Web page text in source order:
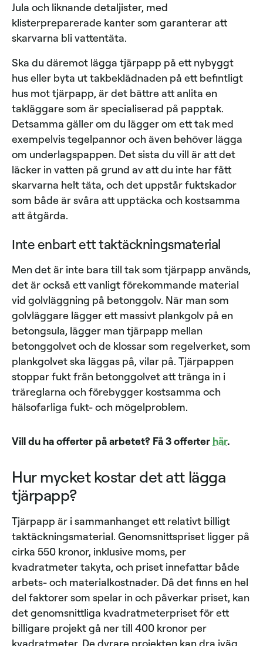
Jula och liknande detaljister, med
klisterpreparerade kanter som garanterar att
skarvarna bli vattentäta.
Ska du däremot lägga tjärpapp på ett nybyggt
hus eller byta ut takbeklädnaden på ett befintligt
hus mot tjärpapp, är det bättre att anlita en
takläggare som är specialiserad på papptak.
Detsamma gäller om du lägger om ett tak med
exempelvis tegelpannor och även behöver lägga
om underlagspappen. Det sista du vill är att det
läcker in vatten på grund av att du inte har fått
skarvarna helt täta, och det uppstår fuktskador
som både är svåra att upptäcka och kostsamma
att åtgärda.
Inte enbart ett taktäckningsmaterial
Men det är inte bara till tak som tjärpapp används,
det är också ett vanligt förekommande material
vid golvläggning på betonggolv. När man som
golvläggare lägger ett massivt plankgolv på en
betongsula, lägger man tjärpapp mellan
betonggolvet och de klossar som regelverket, som
plankgolvet ska läggas på, vilar på. Tjärpappen
stoppar fukt från betonggolvet att tränga in i
träreglarna och förebygger kostsamma och
hälsofarliga fukt- och mögelproblem.
Vill du ha offerter på arbetet? Få 3 offerter här.
Hur mycket kostar det att lägga
tjärpapp?
Tjärpapp är i sammanhanget ett relativt billigt
taktäckningsmaterial. Genomsnittspriset ligger på
cirka 550 kronor, inklusive moms, per
kvadratmeter takyta, och priset innefattar både
arbets- och materialkostnader. Då det finns en hel
del faktorer som spelar in och påverkar priset, kan
det genomsnittliga kvadratmeterpriset för ett
billigare projekt gå ner till 400 kronor per
kvadratmeter. De dyrare projekten kan dra iväg